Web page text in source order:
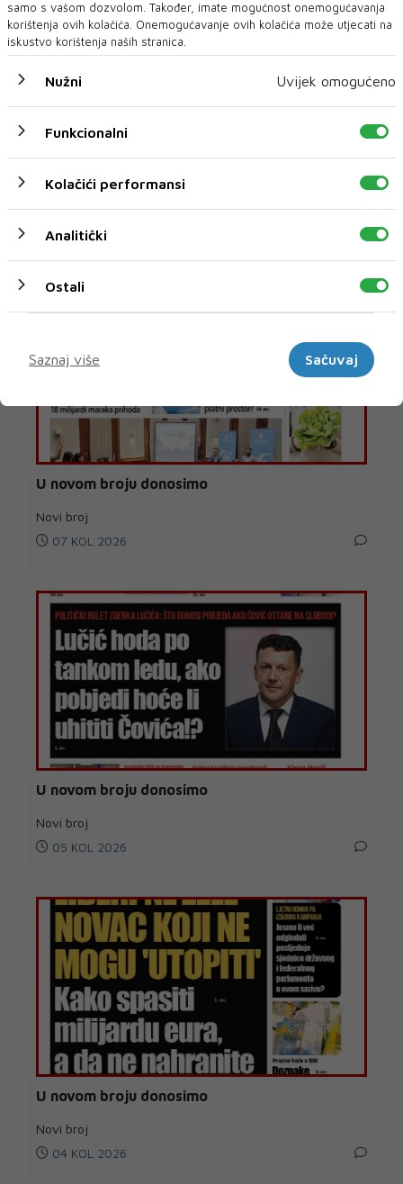
U novom broju pročitajte
DNEVNI
U novom broju donosimo
Novi broj
07 KOL 2026
U novom broju donosimo
Novi broj
05 KOL 2026
U novom broju donosimo
Novi broj
04 KOL 2026
samo s vašom dozvolom. Također, imate mogućnost onemogućavanja
korištenja ovih kolačića. Onemogućavanje ovih kolačića može utjecati na
iskustvo korištenja naših stranica.
Nužni Uvijek omogućeno
Funkcionalni
Kolačići performansi
Analitički
Ostali
Saznaj više
Sačuvaj